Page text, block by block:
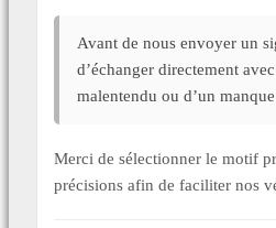
Avant de nous envoyer un
d’échanger directement
malentendu ou d’un
Merci de sélectionner le motif
précisions afin de faciliter nos